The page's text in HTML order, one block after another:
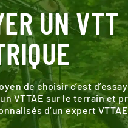
UN VTT
de choisir c’est
VTTAE sur le terrain et
d’un expert